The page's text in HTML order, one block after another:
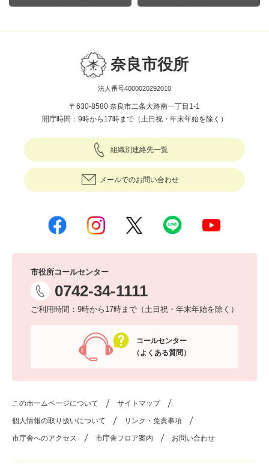
奈良市役所
法人番号4000020292010
〒630-8580 奈良市二条大路南一丁目1-1
開庁時間：9時から17時まで（土日祝・年末年始を除く）
組織別連絡先一覧
メールでのお問い合わせ
市役所コールセンター
0742-34-1111
ご利用時間：9時から17時まで（土日祝・年末年始を除く）
コールセンター
（よくある質問）
このホームページについて サイトマップ
個人情報の取り扱いについて リンク・免責事項
市庁舎へのアクセス 市庁舎フロア案内 お問い合わせ